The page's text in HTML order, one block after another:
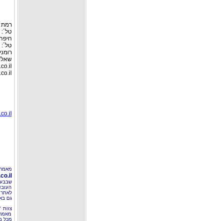
רמת גן:
טל´: 03-6127446, פקס: 03-6127449
טל´: 04-8526693 פקס: 04-8555976
גם
צוות
מכל